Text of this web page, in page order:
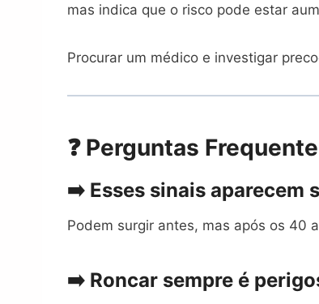
mas indica que o risco pode estar
Procurar um médico e investigar
❓ Perguntas
➡️ Esses sinais aparecem
Podem surgir antes, mas após os 40
➡️ Roncar sempre é